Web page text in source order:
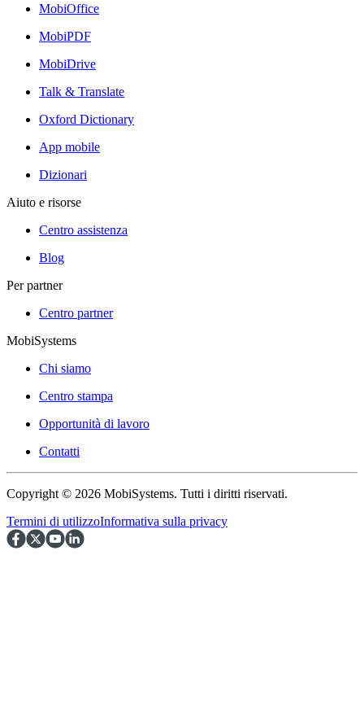
MobiOffice
MobiPDF
MobiDrive
Talk & Translate
Oxford Dictionary
App mobile
Dizionari
Aiuto e risorse
Centro assistenza
Blog
Per partner
Centro partner
MobiSystems
Chi siamo
Centro stampa
Opportunità di lavoro
Contatti
Copyright © 2026 MobiSystems. Tutti i diritti riservati.
Termini di utilizzoInformativa sulla privacy